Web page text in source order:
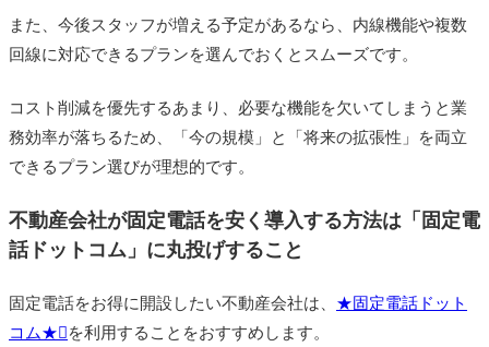
また、今後スタッフが増える予定があるなら、内線機能や複数
回線に対応できるプランを選んでおくとスムーズです。
コスト削減を優先するあまり、必要な機能を欠いてしまうと業
務効率が落ちるため、「今の規模」と「将来の拡張性」を両立
できるプラン選びが理想的です。
不動産会社が固定電話を安く導入する方法は「固定電
話ドットコム」に丸投げすること
固定電話をお得に開設したい不動産会社は、 ★固定電話ドット
コム★
を利用することをおすすめします。